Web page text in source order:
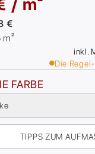
€
m²
inkl.
Die
FARBE
TIPPS ZUM